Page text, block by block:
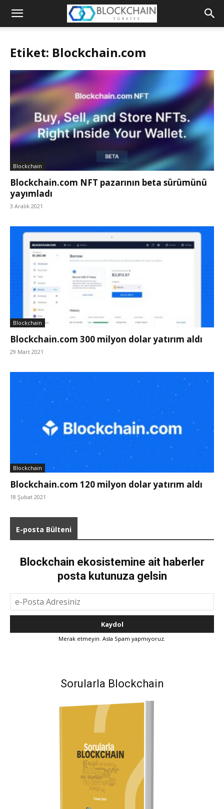
Blockchain
Etiket: Blockchain.com
Blockchain
Blockchain.com NFT pazarının beta sürümünü
yayımladı
3 Aralık 2021
Blockchain
Blockchain.com 300 milyon dolar yatırım aldı
29 Mart 2021
Blockchain
Blockchain.com 120 milyon dolar yatırım aldı
18 Şubat 2021
E-posta Bülteni
Blockchain ekosistemine ait haberler
posta kutunuza gelsin
Merak etmeyin. Asla Spam yapmıyoruz.
Sorularla Blockchain